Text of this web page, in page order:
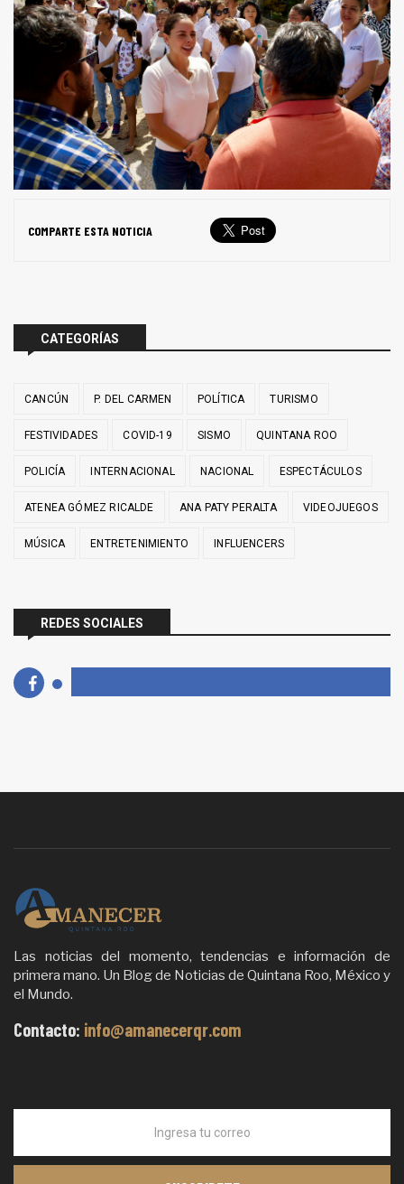
COMPARTE ESTA NOTICIA
CATEGORÍAS
CANCÚN P. DEL CARMEN POLÍTICA TURISMO
FESTIVIDADES COVID-19 SISMO QUINTANA ROO
POLICÍA INTERNACIONAL NACIONAL ESPECTÁCULOS
ATENEA GÓMEZ RICALDE ANA PATY PERALTA VIDEOJUEGOS
MÚSICA ENTRETENIMIENTO INFLUENCERS
REDES SOCIALES
Las noticias del momento, tendencias e información de
primera mano. Un Blog de Noticias de Quintana Roo, México y
el Mundo.
Contacto: info@amanecerqr.com